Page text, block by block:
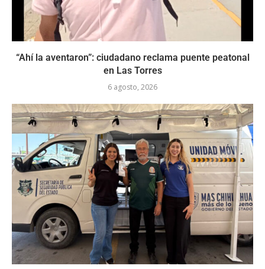
“Ahí la aventaron”: ciudadano reclama puente peatonal
en Las Torres
6 agosto, 2026